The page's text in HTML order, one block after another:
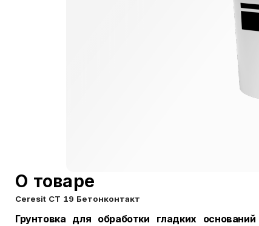
О товаре
Ceresit CT 19 Бетонконтакт
Грунтовка для обработки гладких